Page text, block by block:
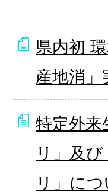
県内初
産地消」
特定外来
リ」及
リ」につ